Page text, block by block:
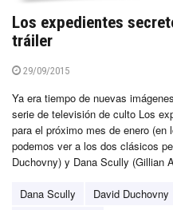
Los expedientes
tráiler
29/09/2015
Ya era tiempo de nuevas
serie de televisión de culto Los
para el próximo mes de enero
podemos ver a los dos clásicos
Duchovny) y Dana Scully (Gillian
Dana Scully David Duchovny